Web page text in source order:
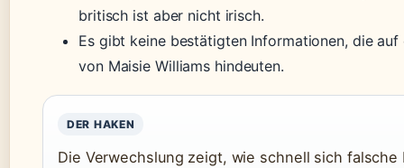
britisch ist aber nicht irisch.
Es gibt keine bestätigten Informationen, die
von Maisie Williams hindeuten.
DER HAKEN
Die Verwechslung zeigt, wie schnell sich falsche